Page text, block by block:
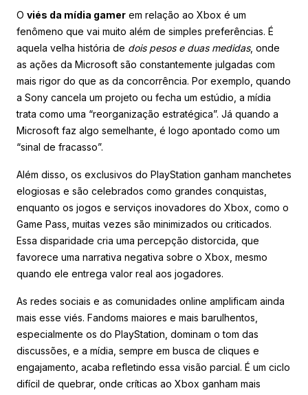
O viés da mídia gamer em relação ao Xbox é um
fenômeno que vai muito além de simples preferências. É
aquela velha história de dois pesos e duas medidas, onde
as ações da Microsoft são constantemente julgadas com
mais rigor do que as da concorrência. Por exemplo, quando
a Sony cancela um projeto ou fecha um estúdio, a mídia
trata como uma “reorganização estratégica”. Já quando a
Microsoft faz algo semelhante, é logo apontado como um
“sinal de fracasso”.
Além disso, os exclusivos do PlayStation ganham manchetes
elogiosas e são celebrados como grandes conquistas,
enquanto os jogos e serviços inovadores do Xbox, como o
Game Pass, muitas vezes são minimizados ou criticados.
Essa disparidade cria uma percepção distorcida, que
favorece uma narrativa negativa sobre o Xbox, mesmo
quando ele entrega valor real aos jogadores.
As redes sociais e as comunidades online amplificam ainda
mais esse viés. Fandoms maiores e mais barulhentos,
especialmente os do PlayStation, dominam o tom das
discussões, e a mídia, sempre em busca de cliques e
engajamento, acaba refletindo essa visão parcial. É um ciclo
difícil de quebrar, onde críticas ao Xbox ganham mais